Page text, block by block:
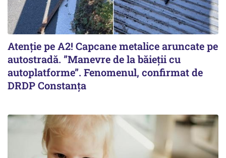
Atenție pe A2! Capcane metalice aruncate pe
autostradă. ”Manevre de la băieții cu
autoplatforme”. Fenomenul, confirmat de
DRDP Constanța